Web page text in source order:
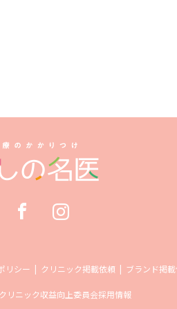
リシー クリニック掲載依頼 ブランド掲
リニック収益向上委員会採用情報